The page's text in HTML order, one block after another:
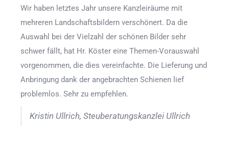
Wir haben letztes Jahr unsere Kanzleiräume mit
mehreren Landschaftsbildern verschönert. Da die
Auswahl bei der Vielzahl der schönen Bilder sehr
schwer fällt, hat Hr. Köster eine Themen-Vorauswahl
vorgenommen, die dies vereinfachte. Die Lieferung und
Anbringung dank der angebrachten Schienen lief
problemlos. Sehr zu empfehlen.
Kristin Ullrich, Steuberatungskanzlei Ullrich